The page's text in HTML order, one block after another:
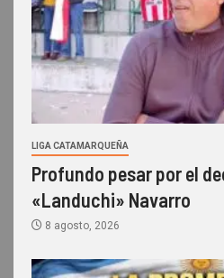
LIGA CATAMARQUEÑA
Profundo pesar por el
«Landuchi» Navarro
8 agosto, 2026